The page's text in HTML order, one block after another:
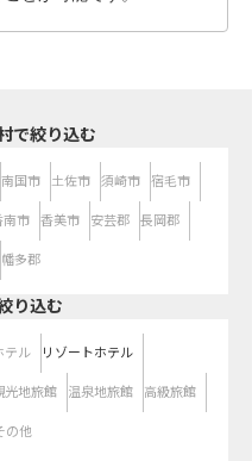
で絞り込む
南国市 土佐市 須崎市 宿毛市
南市 香美市 安芸郡 長岡郡
幡多郡
り込む
テル リゾートホテル
光地旅館 温泉地旅館 高級旅館
の他